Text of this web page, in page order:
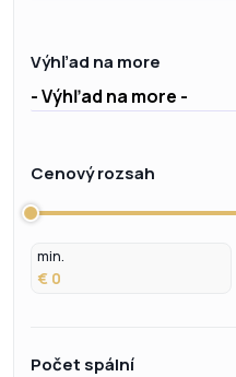
Výhľad na more
- Výhľad na more -
Cenový rozsah
min.
€
Počet spální